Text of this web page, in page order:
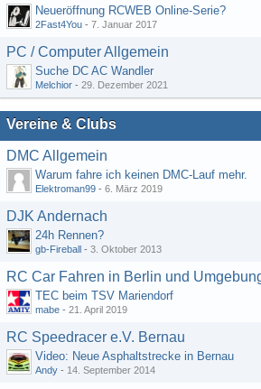
Neueröffnung RCWEB Online-Serie?
2Fast4You - 7. Januar 2017
PC / Computer Allgemein
Suche DC AC Wandler
Melchior - 29. Dezember 2021
Vereine & Clubs
DMC Allgemein
Warum fahre ich keinen DMC-Lauf mehr.
Elektroman99 - 6. März 2019
DJK Andernach
24h Rennen?
gb-Fireball - 3. Oktober 2013
RC Car Fahren in Berlin und
TEC beim TSV Mariendorf
mabe - 21. April 2019
RC Speedracer e.V. Bernau
Video: Neue Asphaltstrecke in Bernau
Andy - 14. September 2014